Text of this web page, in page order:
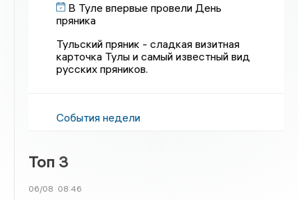
В Туле впервые провели День
пряника
Тульский пряник - сладкая визитная
карточка Тулы и самый известный вид
русских пряников.
События недели
Топ 3
06/08 08:46